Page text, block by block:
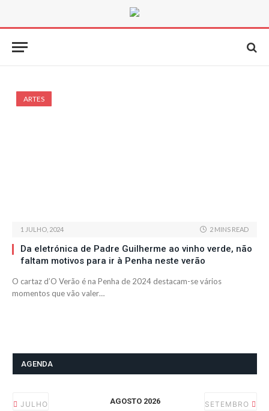
ARTES
1 JULHO, 2024 2 MINS READ
Da eletrónica de Padre Guilherme ao vinho verde, não
faltam motivos para ir à Penha neste verão
O cartaz d’O Verão é na Penha de 2024 destacam-se vários
momentos que vão valer…
AGENDA
JULHO AGOSTO 2026 SETEMBRO